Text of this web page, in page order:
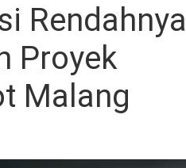
Rendahnya
Proyek
Malang